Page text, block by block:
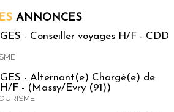
ANNONCES
- Conseiller voyages H/F - CDD
- Alternant(e) Chargé(e) de
F - (Massy/Evry (91))